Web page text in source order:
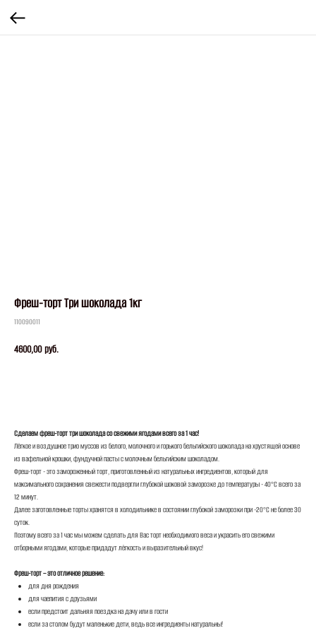
Фреш-торт Три шоколада 1кг
110090011
4600,00 руб.
Сделаем фреш-торт три шоколада со свежими ягодами всего за 1 час!
Лёгкое и воздушное трио муссов из белого, молочного и горького бельгийского шоколада на хрустящей основе
из вафельной крошки, фундучной пасты с молочным бельгийским шоколадом.
Фреш-торт - это замороженный торт, приготовленный из натуральных ингредиентов, который для
максимального сохранения свежести подвергли глубокой шоковой заморозке до температуры - 40°С всего за
12 минут.
Далее заготовленные торты хранятся в холодильнике в состоянии глубокой заморозки при -20°С не более 30
суток.
Поэтому всего за 1 час мы можем сделать для Вас торт необходимого веса и украсить его свежими
отборными ягодами, которые придадут лёгкость и выразительный вкус!
Фреш-торт – это отличное решение:
для дня рождения
для чаепития с друзьями
если предстоит дальняя поездка на дачу или в гости
если за столом будут маленькие дети, ведь все ингредиенты натуральны!